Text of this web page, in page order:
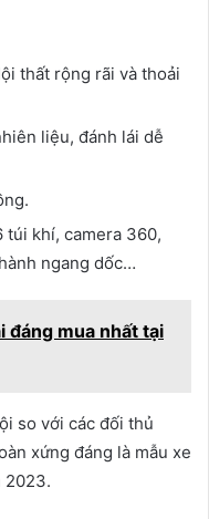
thất rộng rãi và thoải
liệu, đánh lái dễ
túi khí, camera 360,
ngang dốc…
đáng mua nhất tại
so với các đối thủ
xứng đáng là mẫu xe
2023.